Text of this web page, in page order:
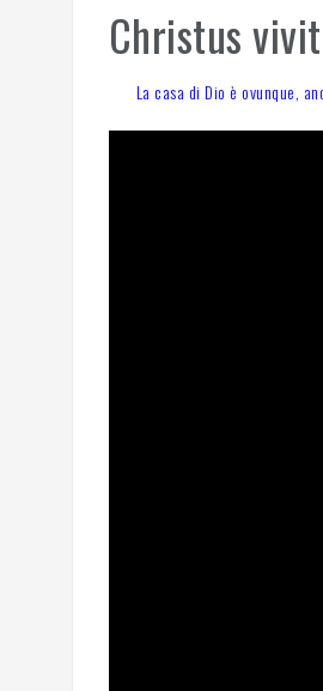
Christus
La casa di Dio è ovunque,